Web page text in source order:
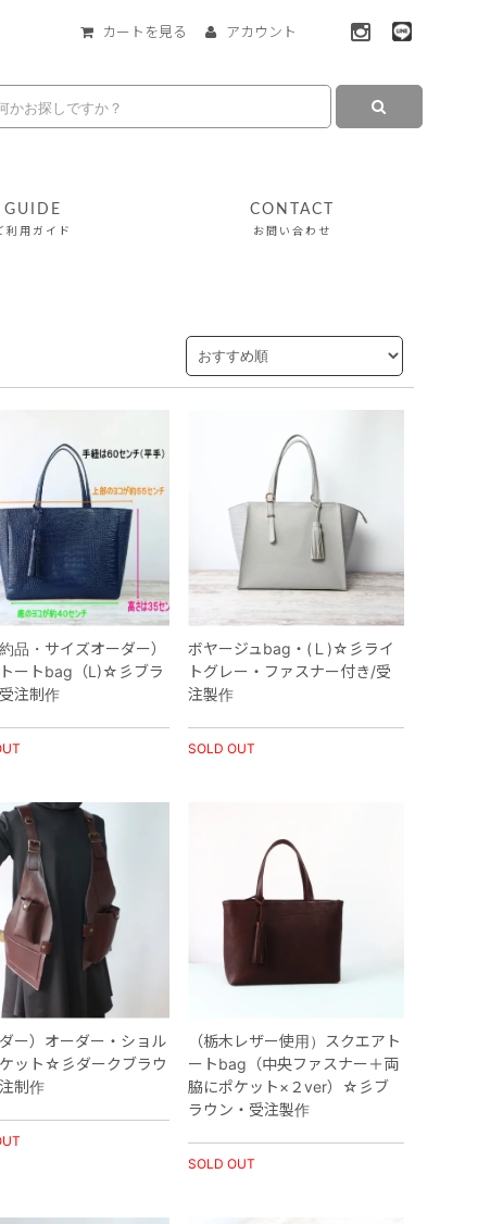
カートを見る アカウント
GUIDE
利用ガイド
CONTACT
お問い合わせ
約品・サイズオーダー）
ートbag（L)☆彡ブラ
注制作
ボヤージュbag・(Ｌ)☆彡ライ
トグレー・ファスナー付き/受
注製作
SOLD OUT
ダー）オーダー・ショル
ット☆彡ダークブラウ
制作
（栃木レザー使用）スクエアト
ートbag（中央ファスナー＋両
脇にポケット×２ver）☆彡ブ
ラウン・受注製作
SOLD OUT